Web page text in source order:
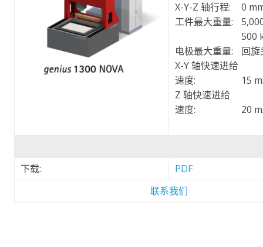
X-Y-Z 轴行程:
0
工件最大重量:
电极最大重量:
500
回旋
X-Y 轴快速进给
速度:
15
Z 轴快速进给
速度:
20
下载:
PDF
联系我们